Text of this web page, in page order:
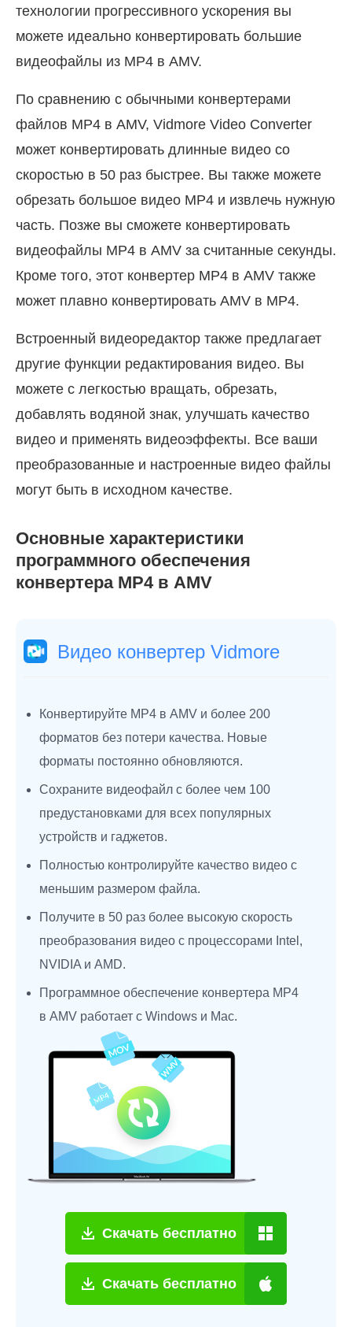
технологии прогрессивного ускорения вы
можете идеально конвертировать большие
видеофайлы из MP4 в AMV.
По сравнению с обычными конвертерами
файлов MP4 в AMV, Vidmore Video Converter
может конвертировать длинные видео со
скоростью в 50 раз быстрее. Вы также можете
обрезать большое видео MP4 и извлечь нужную
часть. Позже вы сможете конвертировать
видеофайлы MP4 в AMV за считанные секунды.
Кроме того, этот конвертер MP4 в AMV также
может плавно конвертировать AMV в MP4.
Встроенный видеоредактор также предлагает
другие функции редактирования видео. Вы
можете с легкостью вращать, обрезать,
добавлять водяной знак, улучшать качество
видео и применять видеоэффекты. Все ваши
преобразованные и настроенные видео файлы
могут быть в исходном качестве.
Основные характеристики
программного обеспечения
конвертера MP4 в AMV
Видео конвертер Vidmore
Конвертируйте MP4 в AMV и более 200
форматов без потери качества. Новые
форматы постоянно обновляются.
Сохраните видеофайл с более чем 100
предустановками для всех популярных
устройств и гаджетов.
Полностью контролируйте качество видео с
меньшим размером файла.
Получите в 50 раз более высокую скорость
преобразования видео с процессорами Intel,
NVIDIA и AMD.
Программное обеспечение конвертера MP4
в AMV работает с Windows и Mac.
Скачать бесплатно
Скачать бесплатно